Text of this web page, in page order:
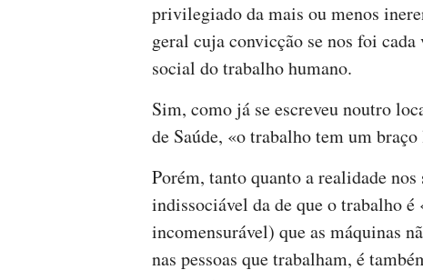
privilegiado da mais ou menos
geral cuja convicção se nos foi
social do trabalho humano.
Sim, como já se escreveu noutro
de Saúde, «o trabalho tem um
Porém, tanto quanto a realidade
indissociável da de que o trabalho
incomensurável) que as máquinas
nas pessoas que trabalham, é